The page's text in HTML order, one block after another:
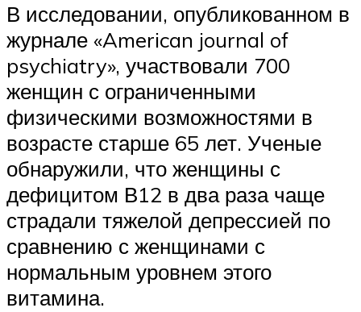
В исследовании, опубликованном в
журнале «American journal of
psychiatry», участвовали 700
женщин с ограниченными
физическими возможностями в
возрасте старше 65 лет. Ученые
обнаружили, что женщины с
дефицитом В12 в два раза чаще
страдали тяжелой депрессией по
сравнению с женщинами с
нормальным уровнем этого
витамина.